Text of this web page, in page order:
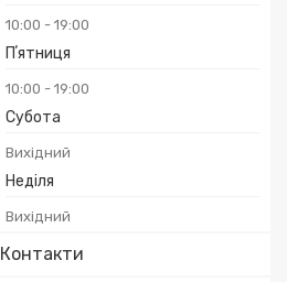
10:00 19:00
Пʼятниця
10:00 19:00
Субота
Вихідний
Неділя
Вихідний
Контакти